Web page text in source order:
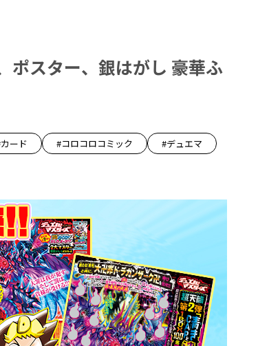
ポスター、銀はがし 豪華ふ
ード #コロコロコミック
#デュエマ